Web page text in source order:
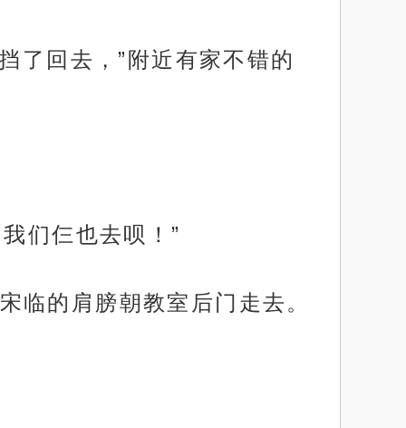
了回去，”附近有家不错的
们仨也去呗！”
临的肩膀朝教室后门走去。